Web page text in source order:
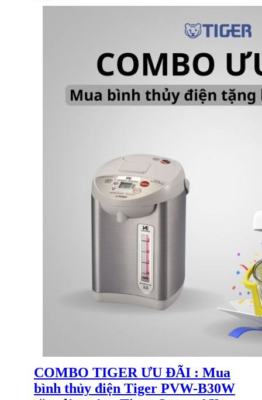
COMBO TIGER ƯU ĐÃI : Mua
bình thủy điện Tiger PVW-B30W